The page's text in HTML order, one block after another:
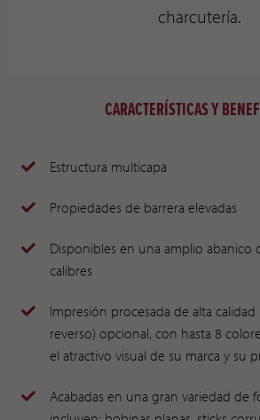
charcutería.
CARACTERÍSTICAS Y
Estructura multicapa
Propiedades de barrera elevadas
Disponibles en una amplio abanico
calibres
Impresión procesada de alta calidad
reverso) opcional, con hasta 8
el atractivo visual de su marca y su
Acabadas en una gran variedad de